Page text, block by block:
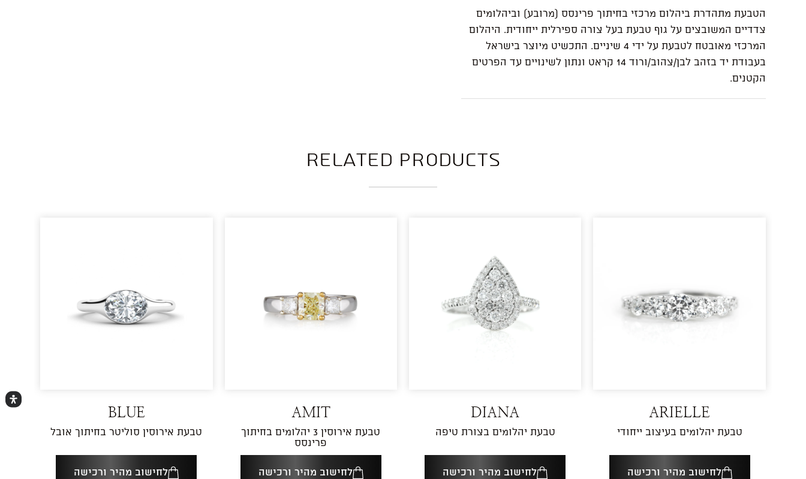
הטבעת מתהדרת ביהלום מרכזי בחיתוך פרינסס (מרובע) וביהלומים
צדדיים המשובצים על גוף טבעת בעל צורה ספירלית ייחודית. היהלום
המרכזי מאובטח לטבעת על ידי 4 שיניים. התכשיט מיוצר בישראל
בעבודת יד בזהב לבן/צהוב/ורוד 14 קראט ונתון לשינויים עד הפרטים
הקטנים.
Related products
ARIELLE
טבעת יהלומים בעיצוב ייחודי
לחישוב מהיר ורכישה
DIANA
טבעת יהלומים בצורת טיפה
לחישוב מהיר ורכישה
AMIT
טבעת אירוסין 3 יהלומים בחיתוך
פרינסס
לחישוב מהיר ורכישה
BLUE
טבעת אירוסין סוליטר בחיתוך אובל
לחישוב מהיר ורכישה